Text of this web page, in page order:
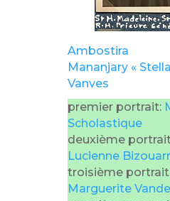
Ambostira
Mananjary «
Vanves
premier portrait:
Scholastique
deuxième
Lucienne
troisième
Marguerite